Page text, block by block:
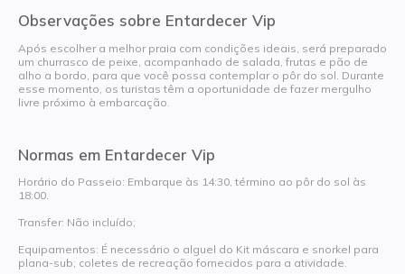
Observações sobre Entardecer Vip
Após escolher a melhor praia com condições ideais, será preparado
um churrasco de peixe, acompanhado de salada, frutas e pão de
alho a bordo, para que você possa contemplar o pôr do sol. Durante
esse momento, os turistas têm a oportunidade de fazer mergulho
livre próximo à embarcação.
Normas em Entardecer Vip
Horário do Passeio: Embarque às 14:30, término ao pôr do sol às
18:00.
Transfer: Não incluído;
Equipamentos: É necessário o alguel do Kit máscara e snorkel para
plana-sub; coletes de recreação fornecidos para a atividade.